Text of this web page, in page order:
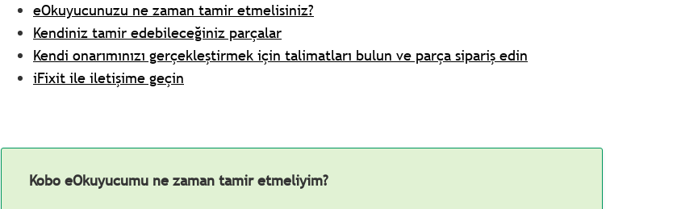
eOkuyucunuzu ne zaman tamir etmelisiniz?
Kendiniz tamir edebileceğiniz parçalar
Kendi onarımınızı gerçekleştirmek için talimatları bulun ve parça sipariş edin
iFixit ile iletişime geçin
Kobo eOkuyucumu ne zaman tamir etmeliyim?